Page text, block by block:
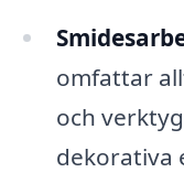
omfattar
och
dekorativa